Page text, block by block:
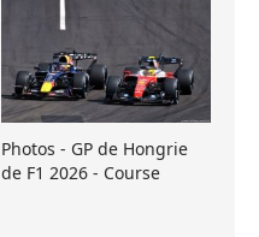
Photos - GP de Hongrie
de F1 2026 - Course